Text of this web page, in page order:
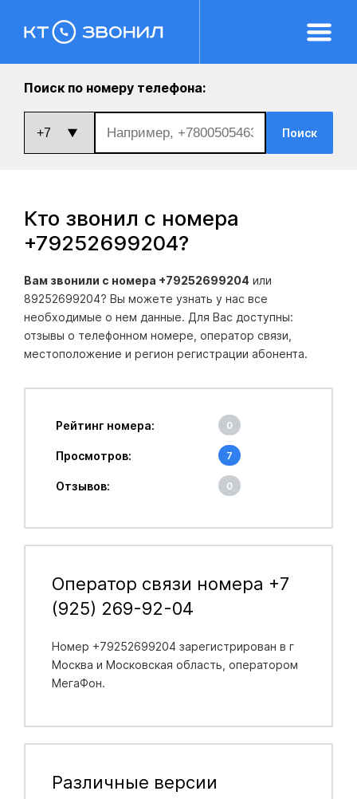
Поиск по номеру телефона:
Поиск
Кто звонил с номера
+79252699204?
Вам звонили с номера +79252699204 или
89252699204? Вы можете узнать у нас все
необходимые о нем данные. Для Вас доступны:
отзывы о телефонном номере, оператор связи,
местоположение и регион регистрации абонента.
Рейтинг номера: 0
Просмотров: 7
Отзывов: 0
Оператор связи номера +7
(925) 269-92-04
Номер +79252699204 зарегистрирован в г
Москва и Московская область , оператором
МегаФон.
Различные версии